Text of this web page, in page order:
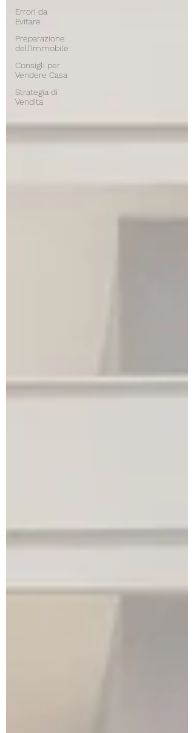
Errori da
Evitare
Preparazione
dell’Immobile
Consigli per
Vendere Casa
Strategia di
Vendita